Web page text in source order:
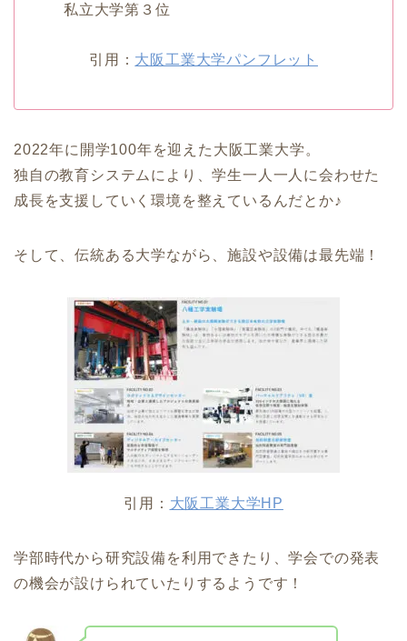
私立大学第３位
引用： 大阪工業大学パンフレット
2022年に開学100年を迎えた大阪工業大学。
独自の教育システムにより、学生一人一人に会わせた
成長を支援していく環境を整えているんだとか♪
そして、伝統ある大学ながら、施設や設備は最先端！
引用： 大阪工業大学HP
学部時代から研究設備を利用できたり、学会での発表
の機会が設けられていたりするようです！